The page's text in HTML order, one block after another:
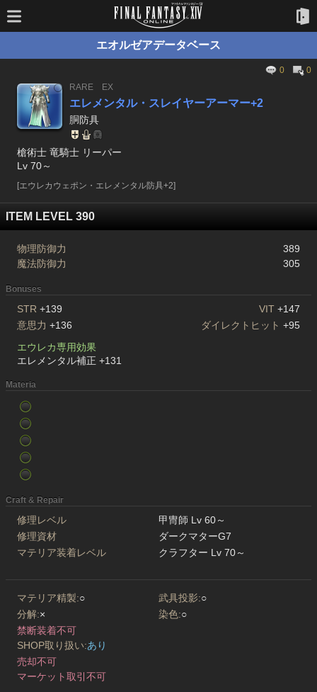
エオルゼアデータベース
0
0
RARE
EX
エレメンタル・スレイヤーアーマー+2
胴防具
槍術士 竜騎士 リーパー
Lv 70～
[エウレカウェポン・エレメンタル防具+2]
ITEM LEVEL 390
物理防御力
389
魔法防御力
305
Bonuses
STR +139 VIT +147
意思力 +136 ダイレクトヒット +95
エウレカ専用効果
エレメンタル補正 +131
Materia
Craft & Repair
修理レベル
甲冑師 Lv 60～
修理資材
ダークマターG7
マテリア装着レベル
クラフター Lv 70～
マテリア精製:○ 武具投影:○
分解:× 染色:○
禁断装着不可
SHOP取り扱い:あり
売却不可
マーケット取引不可